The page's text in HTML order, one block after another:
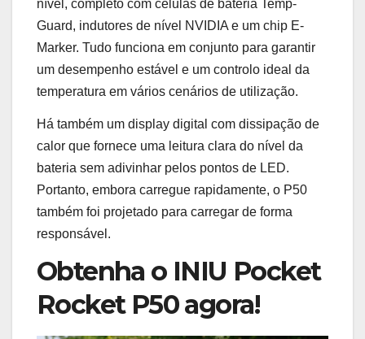
nível, completo com células de bateria Temp-
Guard, indutores de nível NVIDIA e um chip E-
Marker. Tudo funciona em conjunto para garantir
um desempenho estável e um controlo ideal da
temperatura em vários cenários de utilização.
Há também um display digital com dissipação de
calor que fornece uma leitura clara do nível da
bateria sem adivinhar pelos pontos de LED.
Portanto, embora carregue rapidamente, o P50
também foi projetado para carregar de forma
responsável.
Obtenha o INIU Pocket
Rocket P50 agora!